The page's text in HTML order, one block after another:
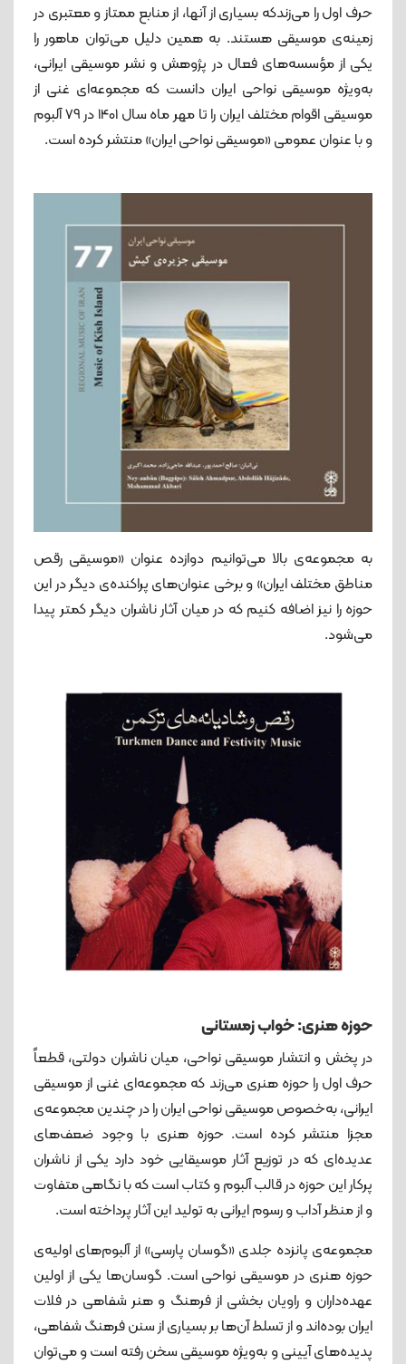
حرف اول را می‌زندکه بسيارى از آنها، از منابع ممتاز و معتبرى در
زمينه‏‌ی موسيقى هستند. به همین دلیل می‌توان ماهور را
یکی از مؤسسه‌های فعال در پژوهش و نشر موسیقی ایرانی،
به‌ویژه موسیقی نواحی ایران دانست که مجموعه‌ای غنی از
موسیقی اقوام مختلف ایران را تا مهر ماه سال 1401 در 79 آلبوم
و با عنوان عمومی «موسیقی نواحی ایران» منتشر کرده است.
به مجموعه‌ی بالا می‌توانیم دوازده عنوان «موسيقى رقص
مناطق مختلف ایران» و برخی عنوان‏‌هاى پراكنده‏‌ى ديگر در اين
حوزه را نیز اضافه کنیم که در میان آثار ناشران دیگر کمتر پیدا
می‌شود.
حوزه هنری: خواب زمستانی
در پخش و انتشار موسیقی نواحی، میان ناشران دولتی، قطعاً
حرف اول را حوزه‌ هنری می‌زند که مجموعه‌ای غنی از موسیقی
ایرانی، به‌خصوص موسیقی نواحی ایران را در چندین مجموعه‌ی
مجزا منتشر کرده است. حوزه‌ هنری با وجود ضعف‌های
عدیده‌ای که در توزیع آثار موسیقایی خود دارد یکی از ناشران
پرکار این حوزه در قالب آلبوم و کتاب است که با نگاهی متفاوت
و از منظر آداب و رسوم ایرانی به تولید این آثار پرداخته است.
مجموعه‌ی پانزده جلدی «گوسان پارسی» از آلبوم‌های اولیه‌ی
حوزه‌ هنری در موسیقی نواحی است. گوسان‌ها یکی از اولین
عهده‌داران و راویان بخشی از فرهنگ و هنر شفاهی در فلات
ایران بوده‌اند و از تسلط آن‌ها بر بسیاری از سنن فرهنگ شفاهی،
پدیده‌های آیینی و به‌ویژه موسیقی سخن رفته است و می‌توان